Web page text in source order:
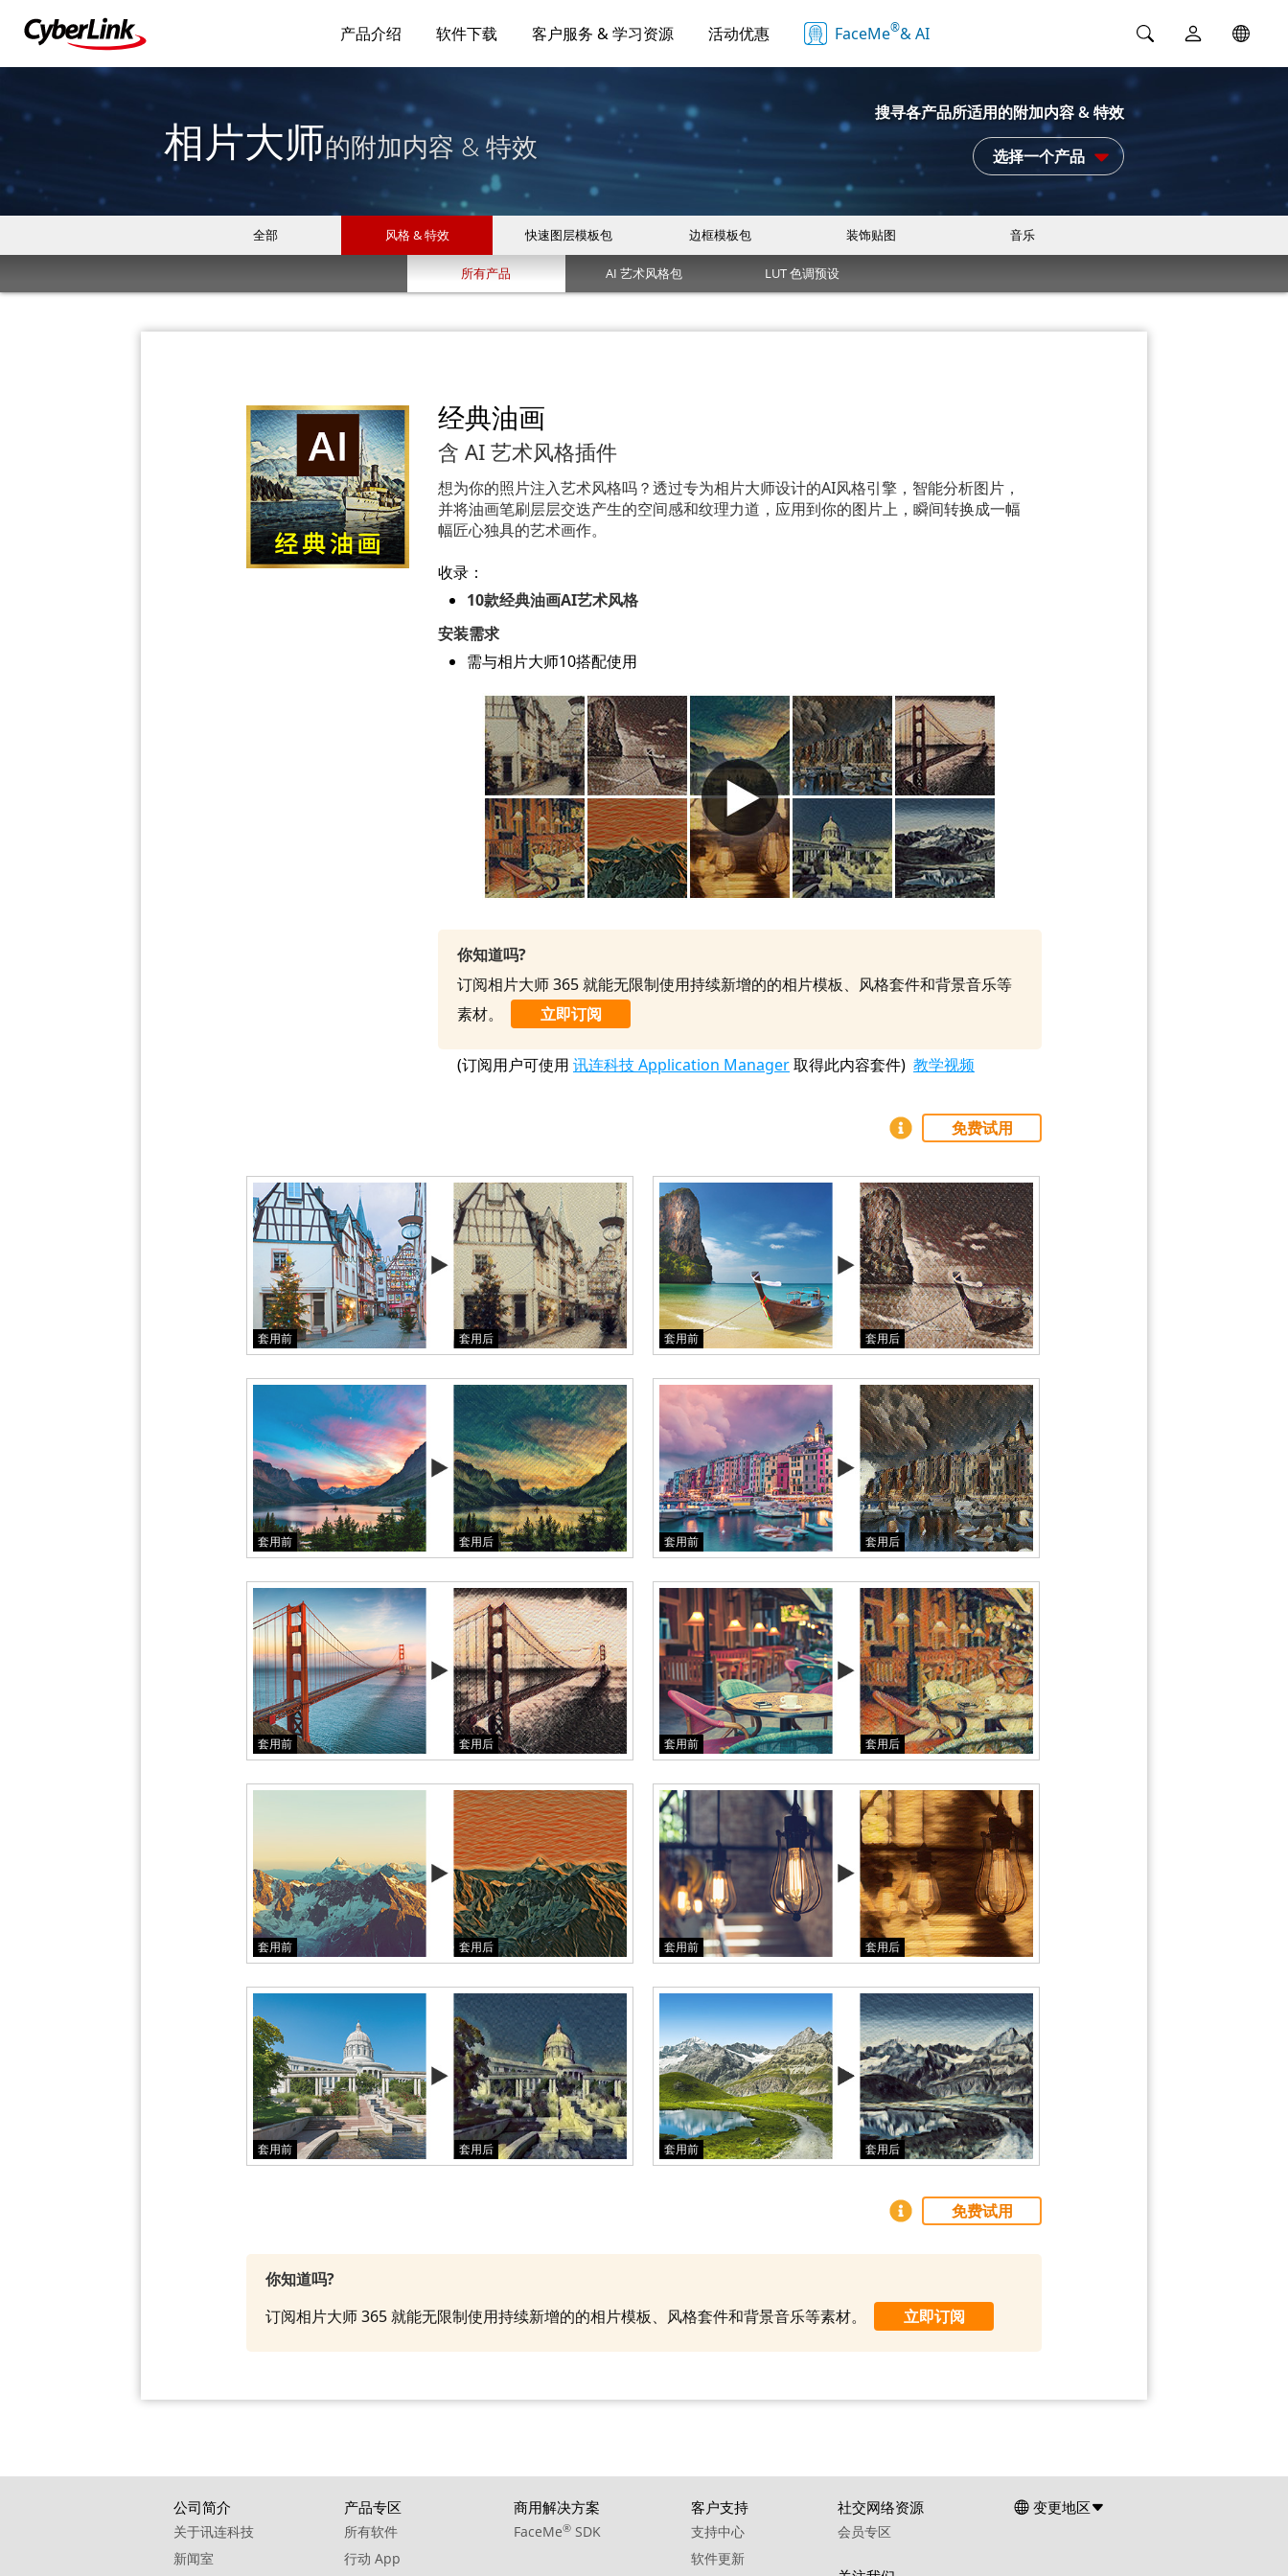
产品介绍 软件下载 客户服务 & 学习资源 活动优惠 FaceMe®& AI
相片大师的附加内容 & 特效
搜寻各产品所适用的附加内容 & 特效
选择一个产品
全部 风格 & 特效 快速图层模板包 边框模板包 装饰贴图 音乐
所有产品 AI 艺术风格包 LUT 色调预设
经典油画
含 AI 艺术风格插件
想为你的照片注入艺术风格吗？透过专为相片大师设计的AI风格引擎，智能分析图片，
并将油画笔刷层层交迭产生的空间感和纹理力道，应用到你的图片上，瞬间转换成一幅
幅匠心独具的艺术画作。
收录：
10款经典油画AI艺术风格
安装需求
需与相片大师10搭配使用
你知道吗?
订阅相片大师 365 就能无限制使用持续新增的的相片模板、风格套件和背景音乐等
素材。
立即订阅
(订阅用户可使用 讯连科技 Application Manager取得此内容套件) 教学视频
免费试用
套用前 套用后 套用前 套用后
套用前 套用后 套用前 套用后
套用前 套用后 套用前 套用后
套用前 套用后 套用前 套用后
套用前 套用后 套用前 套用后
免费试用
你知道吗?
订阅相片大师 365 就能无限制使用持续新增的的相片模板、风格套件和背景音乐等素材。
立即订阅
公司简介
关于讯连科技
新闻室
产品专区
所有软件
行动 App
商用解决方案
FaceMe® SDK
客户支持
支持中心
软件更新
社交网络资源
会员专区
变更地区